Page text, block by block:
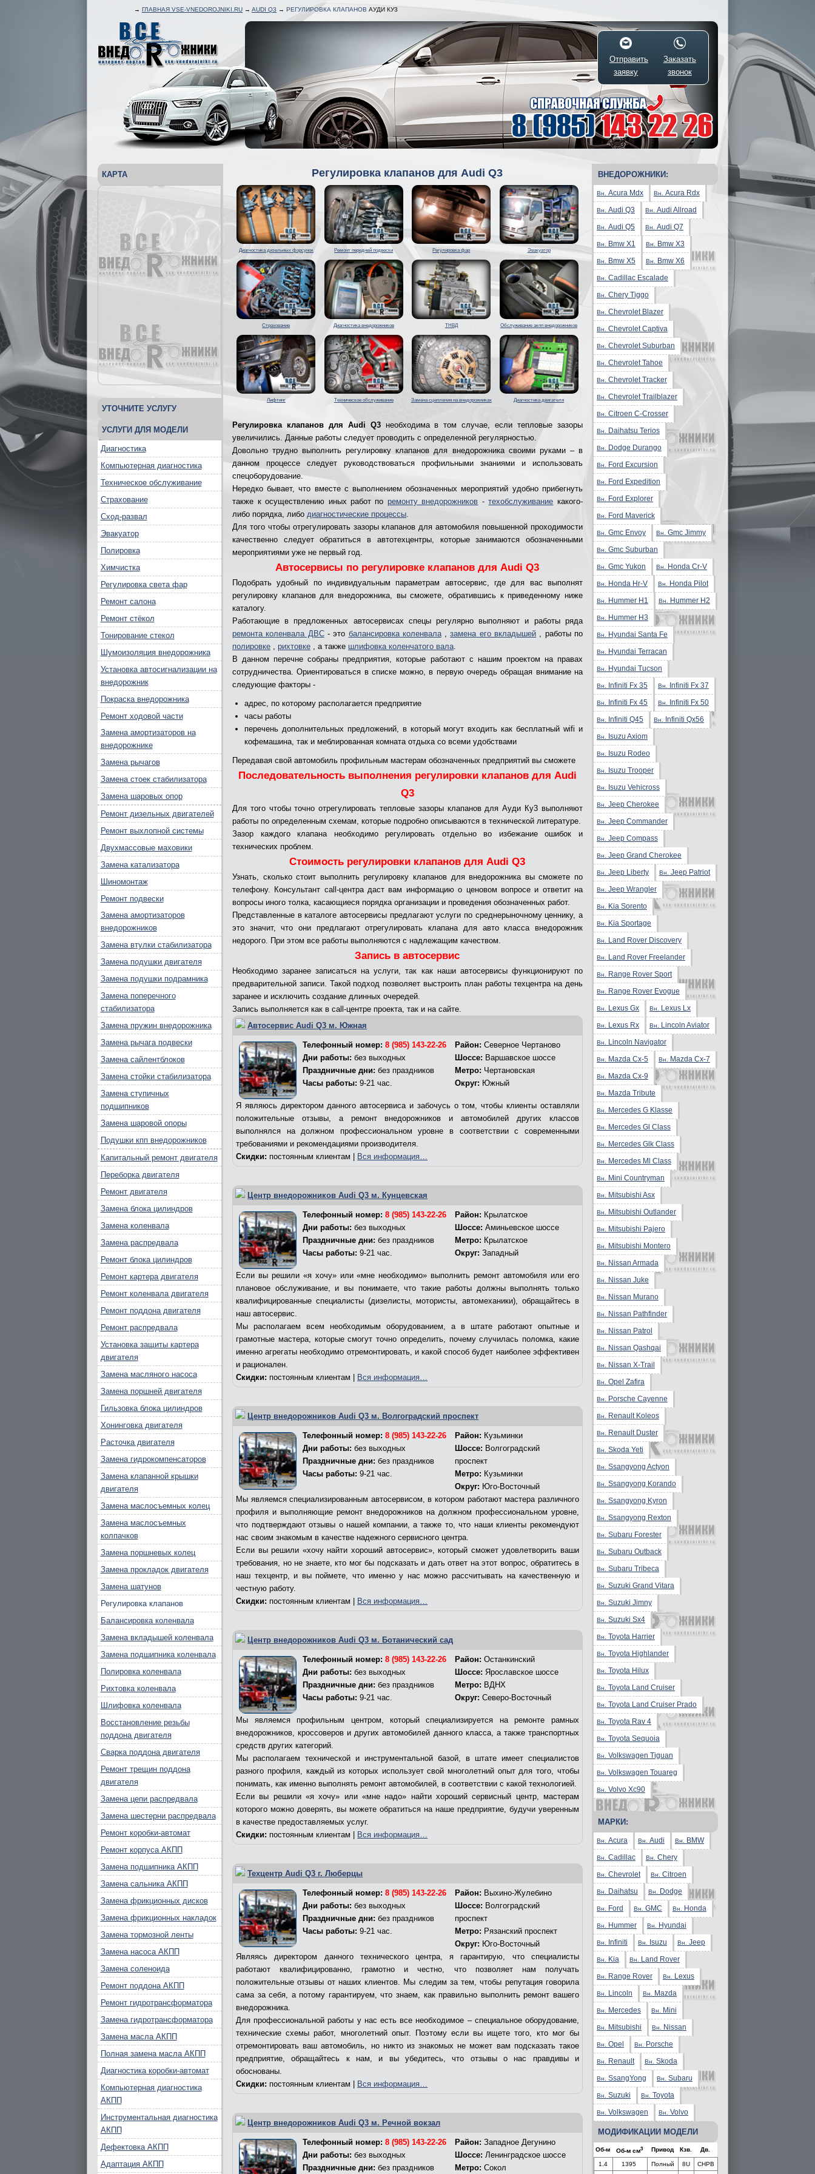
→ ГЛАВНАЯ VSE-VNEDOROJNIKI.RU → AUDI Q3 → РЕГУЛИРОВКА КЛАПАНОВ АУДИ КУ3
Отправить
заявку
Заказать
звонок
Регулировка клапанов для Audi Q3
Диагностика дизельных форсунок Ремонт передней подвески Регулировка фар Эвакуатор
Страхование Диагностика внедорожников ТНВД Обслуживание акпп внедорожников
Лифтинг Техническое обслуживание Замена сцепления на внедорожниках Диагностика двигателя
Регулировка клапанов для Audi Q3необходима в том случае, если тепловые зазоры
увеличились. Данные работы следует проводить с определенной регулярностью.
Довольно трудно выполнить регулировку клапанов для внедорожника своими руками – в
данном процессе следует руководствоваться профильными знаниями и использовать
спецоборудование.
Нередко бывает, что вместе с выполнением обозначенных мероприятий удобно прибегнуть
также к осуществлению иных работ по ремонту внедорожников -техобслуживание какого-
либо порядка, либодиагностические процессы.
Для того чтобы отрегулировать зазоры клапанов для автомобиля повышенной проходимости
качественно следует обратиться в автотехцентры, которые занимаются обозначенными
мероприятиями уже не первый год.
Автосервисы по регулировке клапанов для Audi Q3
Подобрать удобный по индивидуальным параметрам автосервис, где для вас выполнят
регулировку клапанов для внедорожника, вы сможете, обратившись к приведенному ниже
каталогу.
Работающие в предложенных автосервисах спецы регулярно выполняют и работы ряда
ремонта коленвала ДВС- это балансировка коленвала,замена его вкладышей , работы по
полировке ,рихтовке , а также шлифовка коленчатого вала.
В данном перечне собраны предприятия, которые работают с нашим проектом на правах
сотрудничества. Ориентироваться в списке можно, в первую очередь обращая внимание на
следующие факторы -
адрес, по которому располагается предприятие
часы работы
перечень дополнительных предложений, в который могут входить как бесплатный wifi и
кофемашина, так и меблированная комната отдыха со всеми удобствами
Передавая свой автомобиль профильным мастерам обозначенных предприятий вы сможете
Последовательность выполнения регулировки клапанов для Audi
Q3
Для того чтобы точно отрегулировать тепловые зазоры клапанов для Ауди Ку3 выполняют
работы по определенным схемам, которые подробно описываются в технической литературе.
Зазор каждого клапана необходимо регулировать отдельно во избежание ошибок и
технических проблем.
Стоимость регулировки клапанов для Audi Q3
Узнать, сколько стоит выполнить регулировку клапанов для внедорожника вы сможете по
телефону. Консультант call-центра даст вам информацию о ценовом вопросе и ответит на
вопросы иного толка, касающиеся порядка организации и проведения обозначенных работ.
Представленные в каталоге автосервисы предлагают услуги по среднерыночному ценнику, а
это значит, что они предлагают отрегулировать клапана для авто класса внедорожник
недорого. При этом все работы выполняются с надлежащим качеством.
Запись в автосервис
Необходимо заранее записаться на услуги, так как наши автосервисы функционируют по
предварительной записи. Такой подход позволяет выстроить план работы техцентра на день
заранее и исключить создание длинных очередей.
Запись выполняется как в call-центре проекта, так и на сайте.
Автосервис Audi Q3 м. Южная
Телефонный номер:8 (985) 143-22-26
Дни работы: без выходных
Праздничные дни: без праздников
Часы работы: 9-21 час.
Район: Северное Чертаново
Шоссе: Варшавское шоссе
Метро: Чертановская
Округ: Южный
Я являюсь директором данного автосервиса и забочусь о том, чтобы клиенты оставляли
положительные отзывы, а ремонт внедорожников и автомобилей других классов
выполнялся на должном профессиональном уровне в соответствии с современными
требованиями и рекомендациями производителя.
Скидки: постоянным клиентам | Вся информация…
Центр внедорожников Audi Q3 м. Кунцевская
Телефонный номер:8 (985) 143-22-26
Дни работы: без выходных
Праздничные дни: без праздников
Часы работы: 9-21 час.
Район: Крылатское
Шоссе: Аминьевское шоссе
Метро: Крылатское
Округ: Западный
Если вы решили «я хочу» или «мне необходимо» выполнить ремонт автомобиля или его
плановое обслуживание, и вы понимаете, что такие работы должны выполнять только
квалифицированные специалисты (дизелисты, мотористы, автомеханики), обращайтесь в
наш автосервис.
Мы располагаем всем необходимым оборудованием, а в штате работают опытные и
грамотные мастера, которые смогут точно определить, почему случилась поломка, какие
именно агрегаты необходимо отремонтировать, и какой способ будет наиболее эффективен
и рационален.
Скидки: постоянным клиентам | Вся информация…
Центр внедорожников Audi Q3 м. Волгоградский проспект
Телефонный номер:8 (985) 143-22-26
Дни работы: без выходных
Праздничные дни: без праздников
Часы работы: 9-21 час.
Район: Кузьминки
Шоссе: Волгоградский
проспект
Метро: Кузьминки
Округ: Юго-Восточный
Мы являемся специализированным автосервисом, в котором работают мастера различного
профиля и выполняющие ремонт внедорожников на должном профессиональном уровне,
что подтверждают отзывы о нашей компании, а также то, что наши клиенты рекомендуют
нас своим знакомым в качестве надежного сервисного центра.
Если вы решили «хочу найти хороший автосервис», который сможет удовлетворить ваши
требования, но не знаете, кто мог бы подсказать и дать ответ на этот вопрос, обратитесь в
наш техцентр, и вы поймете, что именно у нас можно рассчитывать на качественную и
честную работу.
Скидки: постоянным клиентам | Вся информация…
Центр внедорожников Audi Q3 м. Ботанический сад
Телефонный номер:8 (985) 143-22-26
Дни работы: без выходных
Праздничные дни: без праздников
Часы работы: 9-21 час.
Район: Останкинский
Шоссе: Ярославское шоссе
Метро: ВДНХ
Округ: Северо-Восточный
Мы являемся профильным центром, который специализируется на ремонте рамных
внедорожников, кроссоверов и других автомобилей данного класса, а также транспортных
средств других категорий.
Мы располагаем технической и инструментальной базой, в штате имеет специалистов
разного профиля, каждый из которых использует свой многолетний опыт для того, чтобы
понимать, как именно выполнять ремонт автомобилей, в соответствии с какой технологией.
Если вы решили «я хочу» или «мне надо» найти хороший сервисный центр, мастерам
которого можно доверять, вы можете обратиться на наше предприятие, будучи уверенным
в качестве предоставляемых услуг.
Скидки: постоянным клиентам | Вся информация…
Техцентр Audi Q3 г. Люберцы
Телефонный номер:8 (985) 143-22-26
Дни работы: без выходных
Праздничные дни: без праздников
Часы работы: 9-21 час.
Район: Выхино-Жулебино
Шоссе: Волгоградский
проспект
Метро: Рязанский проспект
Округ: Юго-Восточный
Являясь директором данного технического центра, я гарантирую, что специалисты
работают квалифицированно, грамотно и честно, что позволяет нам получать
положительные отзывы от наших клиентов. Мы следим за тем, чтобы репутация говорила
сама за себя, а потому гарантируем, что знаем, как правильно выполнить ремонт вашего
внедорожника.
Для профессиональной работы у нас есть все необходимое – специальное оборудование,
технические схемы работ, многолетний опыт. Поэтому если вы ищете того, кто мог бы
отремонтировать ваш автомобиль, но никто из знакомых не может вам подсказать такое
предприятие, обращайтесь к нам, и вы убедитесь, что отзывы о нас правдивы и
обоснованы.
Скидки: постоянным клиентам | Вся информация…
Центр внедорожников Audi Q3 м. Речной вокзал
Телефонный номер:8 (985) 143-22-26
Дни работы: без выходных
Праздничные дни: без праздников
Район: Западное Дегунино
Шоссе: Ленинградское шоссе
Метро: Сокол
КАРТА
УТОЧНИТЕ УСЛУГУ
УСЛУГИ ДЛЯ МОДЕЛИ
Диагностика
Компьютерная диагностика
Техническое обслуживание
Страхование
Сход-развал
Эвакуатор
Полировка
Химчистка
Регулировка света фар
Ремонт салона
Ремонт стёкол
Тонирование стекол
Шумоизоляция внедорожника
Установка автосигнализации на
внедорожник
Покраска внедорожника
Ремонт ходовой части
Замена амортизаторов на
внедорожнике
Замена рычагов
Замена стоек стабилизатора
Замена шаровых опор
Ремонт дизельных двигателей
Ремонт выхлопной системы
Двухмассовые маховики
Замена катализатора
Шиномонтаж
Ремонт подвески
Замена амортизаторов
внедорожников
Замена втулки стабилизатора
Замена подушки двигателя
Замена подушки подрамника
Замена поперечного
стабилизатора
Замена пружин внедорожника
Замена рычага подвески
Замена сайлентблоков
Замена стойки стабилизатора
Замена ступичных
подшипников
Замена шаровой опоры
Подушки кпп внедорожников
Капитальный ремонт двигателя
Переборка двигателя
Ремонт двигателя
Замена блока цилиндров
Замена коленвала
Замена распредвала
Ремонт блока цилиндров
Ремонт картера двигателя
Ремонт коленвала двигателя
Ремонт поддона двигателя
Ремонт распредвала
Установка защиты картера
двигателя
Замена масляного насоса
Замена поршней двигателя
Гильзовка блока цилиндров
Хонинговка двигателя
Расточка двигателя
Замена гидрокомпенсаторов
Замена клапанной крышки
двигателя
Замена маслосъемных колец
Замена маслосъемных
колпачков
Замена поршневых колец
Замена прокладок двигателя
Замена шатунов
Регулировка клапанов
Балансировка коленвала
Замена вкладышей коленвала
Замена подшипника коленвала
Полировка коленвала
Рихтовка коленвала
Шлифовка коленвала
Восстановление резьбы
поддона двигателя
Сварка поддона двигателя
Ремонт трещин поддона
двигателя
Замена цепи распредвала
Замена шестерни распредвала
Ремонт коробки-автомат
Ремонт корпуса АКПП
Замена подшипника АКПП
Замена сальника АКПП
Замена фрикционных дисков
Замена фрикционных накладок
Замена тормозной ленты
Замена насоса АКПП
Замена соленоида
Ремонт поддона АКПП
Ремонт гидротрансформатора
Замена гидротрансформатора
Замена масла АКПП
Полная замена масла АКПП
Диагностика коробки-автомат
Компьютерная диагностика
АКПП
Инструментальная диагностика
АКПП
Дефектовка АКПП
Адаптация АКПП
ВНЕДОРОЖНИКИ:
Вн. Acura Mdx Вн. Acura Rdx
Вн. Audi Q3 Вн. Audi Allroad
Вн. Audi Q5 Вн. Audi Q7
Вн. Bmw X1 Вн. Bmw X3
Вн. Bmw X5 Вн. Bmw X6
Вн. Cadillac Escalade
Вн. Chery Tiggo
Вн. Chevrolet Blazer
Вн. Chevrolet Captiva
Вн. Chevrolet Suburban
Вн. Chevrolet Tahoe
Вн. Chevrolet Tracker
Вн. Chevrolet Trailblazer
Вн. Citroen C-Crosser
Вн. Daihatsu Terios
Вн. Dodge Durango
Вн. Ford Excursion
Вн. Ford Expedition
Вн. Ford Explorer
Вн. Ford Maverick
Вн. Gmc Envoy Вн. Gmc Jimmy
Вн. Gmc Suburban
Вн. Gmc Yukon Вн. Honda Cr-V
Вн. Honda Hr-V Вн. Honda Pilot
Вн. Hummer H1 Вн. Hummer H2
Вн. Hummer H3
Вн. Hyundai Santa Fe
Вн. Hyundai Terracan
Вн. Hyundai Tucson
Вн. Infiniti Fx 35 Вн. Infiniti Fx 37
Вн. Infiniti Fx 45 Вн. Infiniti Fx 50
Вн. Infiniti Q45 Вн. Infiniti Qx56
Вн. Isuzu Axiom
Вн. Isuzu Rodeo
Вн. Isuzu Trooper
Вн. Isuzu Vehicross
Вн. Jeep Cherokee
Вн. Jeep Commander
Вн. Jeep Compass
Вн. Jeep Grand Cherokee
Вн. Jeep Liberty Вн. Jeep Patriot
Вн. Jeep Wrangler
Вн. Kia Sorento
Вн. Kia Sportage
Вн. Land Rover Discovery
Вн. Land Rover Freelander
Вн. Range Rover Sport
Вн. Range Rover Evogue
Вн. Lexus Gx Вн. Lexus Lx
Вн. Lexus Rx Вн. Lincoln Aviator
Вн. Lincoln Navigator
Вн. Mazda Cx-5 Вн. Mazda Cx-7
Вн. Mazda Cx-9
Вн. Mazda Tribute
Вн. Mercedes G Klasse
Вн. Mercedes Gl Class
Вн. Mercedes Glk Class
Вн. Mercedes Ml Class
Вн. Mini Countryman
Вн. Mitsubishi Asx
Вн. Mitsubishi Outlander
Вн. Mitsubishi Pajero
Вн. Mitsubishi Montero
Вн. Nissan Armada
Вн. Nissan Juke
Вн. Nissan Murano
Вн. Nissan Pathfinder
Вн. Nissan Patrol
Вн. Nissan Qashqai
Вн. Nissan X-Trail
Вн. Opel Zafira
Вн. Porsche Cayenne
Вн. Renault Koleos
Вн. Renault Duster
Вн. Skoda Yeti
Вн. Ssangyong Actyon
Вн. Ssangyong Korando
Вн. Ssangyong Kyron
Вн. Ssangyong Rexton
Вн. Subaru Forester
Вн. Subaru Outback
Вн. Subaru Tribeca
Вн. Suzuki Grand Vitara
Вн. Suzuki Jimny
Вн. Suzuki Sx4
Вн. Toyota Harrier
Вн. Toyota Highlander
Вн. Toyota Hilux
Вн. Toyota Land Cruiser
Вн. Toyota Land Cruiser Prado
Вн. Toyota Rav 4
Вн. Toyota Sequoia
Вн. Volkswagen Tiguan
Вн. Volkswagen Touareg
Вн. Volvo Xc90
МАРКИ:
Вн. Acura Вн. Audi Вн. BMW
Вн. Cadillac Вн. Chery
Вн. Chevrolet Вн. Citroen
Вн. Daihatsu Вн. Dodge
Вн. Ford Вн. GMC Вн. Honda
Вн. Hummer Вн. Hyundai
Вн. Infiniti Вн. Isuzu Вн. Jeep
Вн. Kia Вн. Land Rover
Вн. Range Rover Вн. Lexus
Вн. Lincoln Вн. Mazda
Вн. Mercedes Вн. Mini
Вн. Mitsubishi Вн. Nissan
Вн. Opel Вн. Porsche
Вн. Renault Вн. Skoda
Вн. SsangYong Вн. Subaru
Вн. Suzuki Вн. Toyota
Вн. Volkswagen Вн. Volvo
МОДИФИКАЦИИ МОДЕЛИ
Об-м Об-м см3 Привод Кзв. Дв.
1.4 1395 Полный 8U CHPB